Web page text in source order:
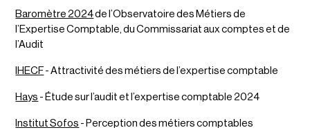
Baromètre 2024de l’Observatoire des Métiers de
l’Expertise Comptable, du Commissariat aux comptes et de
l’Audit
IHECF - Attractivité des métiers de l’expertise comptable
Hays - Étude sur l’audit et l’expertise comptable 2024
Institut Sofos - Perception des métiers comptables